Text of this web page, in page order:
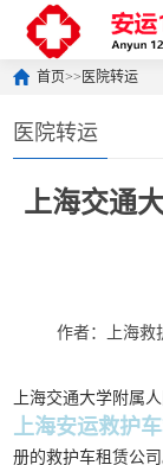
首页>> 医院转运
医院转运
上海交通
作者：上海救
上海交通大学附属
上海安运救护
册的救护车租赁公